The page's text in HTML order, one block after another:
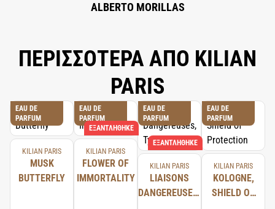
ALBERTO MORILLAS
ΠΕΡΙΣΣΟΤΕΡΑ ΑΠΟ KILIAN
PARIS
EAU DE
PARFUM
KILIAN PARIS
MUSK
BUTTERFLY
EAU DE
PARFUM
ΕΞΑΝΤΛΉΘΗΚΕ
KILIAN PARIS
FLOWER OF
IMMORTALITY
EAU DE
PARFUM
ΕΞΑΝΤΛΉΘΗΚΕ
KILIAN PARIS
LIAISONS
DANGEREUSES,
EAU DE
PARFUM
KILIAN PARIS
KOLOGNE,
SHIELD OF